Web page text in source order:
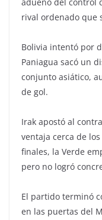
rival ordenado que
Bolivia intentó por
Paniagua sacó un
conjunto asiático,
de gol.
Irak apostó al
ventaja cerca de
finales, la Verde
pero no logró
El partido terminó
en las puertas del